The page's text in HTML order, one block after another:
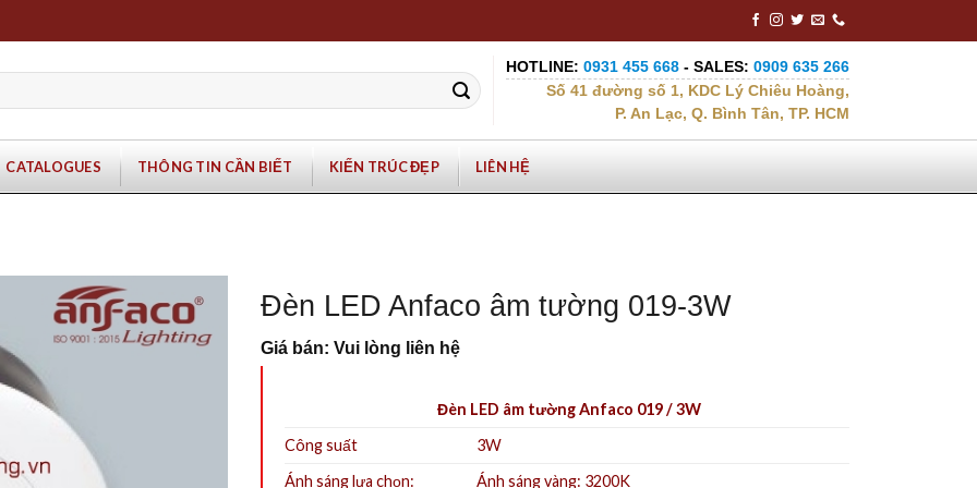
HOTLINE: 0931 455 668 - SALES: 0909 635 266
Số 41 đường số 1, KDC Lý Chiêu Hoàng,
P. An Lạc, Q. Bình Tân, TP. HCM
CATALOGUES THÔNG TIN CẦN BIẾT KIẾN TRÚC ĐẸP LIÊN HỆ
Đèn LED Anfaco âm tường 019-3W
Giá bán: Vui lòng liên hệ
Đèn LED âm tường Anfaco 019 / 3W
Công suất
3W
Ánh sáng lựa chọn:
Ánh sáng vàng: 3200K